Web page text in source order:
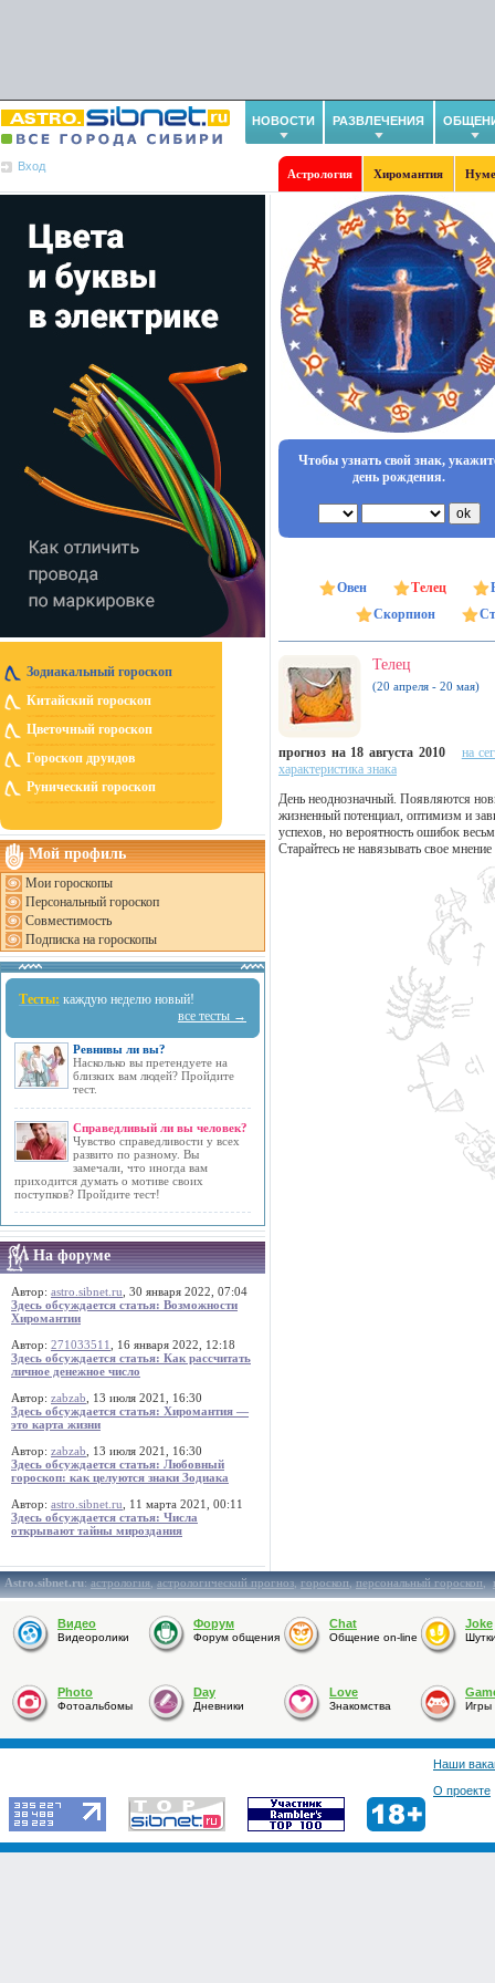
НОВОСТИ РАЗВЛЕЧЕНИЯ
Вход
Астрология Хиромантия
Зодиакальный гороскоп
Китайский гороскоп
Цветочный гороскоп
Гороскоп друидов
Рунический гороскоп
Мой профиль
Мои гороскопы
Персональный гороскоп
Совместимость
Подписка на гороскопы
Тесты: каждую неделю новый!
все тесты →
Ревнивы ли вы?
Насколько вы претендуете на
близких вам людей? Пройдите
тест.
Справедливый ли вы человек?
Чувство справедливости у всех
развито по разному. Вы
замечали, что иногда вам
приходится думать о мотиве своих
поступков? Пройдите тест!
На форуме
Автор: astro.sibnet.ru , 30 января 2022, 07:04
Здесь обсуждается статья: Возможности
Хиромантии
Автор: 271033511
, 16 января 2022, 12:18
Здесь обсуждается статья: Как рассчитать
личное денежное число
Автор: zabzab , 13 июля 2021, 16:30
Здесь обсуждается статья: Хиромантия —
это карта жизни
Автор: zabzab , 13 июля 2021, 16:30
Здесь обсуждается статья: Любовный
гороскоп: как целуются знаки Зодиака
Автор: astro.sibnet.ru , 11 марта 2021, 00:11
Здесь обсуждается статья: Числа
открывают тайны мироздания
Чтобы узнать свой знак,
день рождения.
Овен Телец
Скорпион
Телец
(20 апреля - 20 мая)
прогноз на 18 августа 2010
на
характеристика знака
День неоднозначный. Появляются
жизненный потенциал, оптимизм и
успехов, но вероятность ошибок
Старайтесь не навязывать свое
Astro.sibnet.ru:астрология,астрологический прогноз,гороскоп,персональный гороскоп,
Видео
Видеоролики
Форум
Форум общения
Chat
Общение on-line
Joke
Photo
Фотоальбомы
Day
Дневники
Love
Знакомства Игры
Наши
О проекте